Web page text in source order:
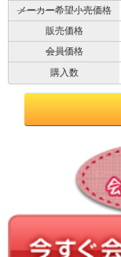
メーカー希望小売価格
販売価格
会員価格
購入数